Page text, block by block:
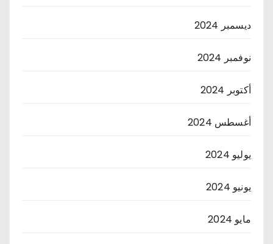
ديسمبر 2024
نوفمبر 2024
أكتوبر 2024
أغسطس 2024
يوليو 2024
يونيو 2024
مايو 2024